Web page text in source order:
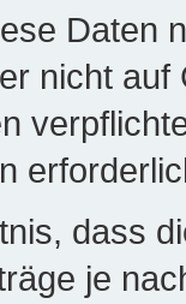
Daten
nicht
dass
je